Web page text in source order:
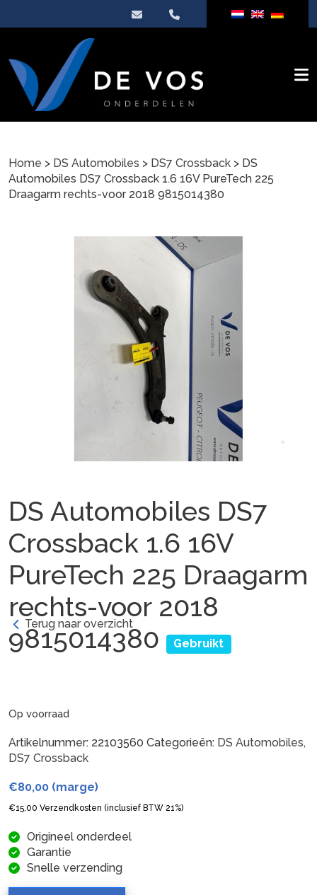
Home > DS Automobiles > DS7 Crossback > DS
Automobiles DS7 Crossback 1.6 16V PureTech 225
Draagarm rechts-voor 2018 9815014380
DS Automobiles DS7
Crossback 1.6 16V
PureTech 225 Draagarm
rechts-voor 2018
9815014380
Gebruikt
Terug naar overzicht
Op voorraad
Artikelnummer: 22103560 Categorieën: DS Automobiles,
DS7 Crossback
€80,00 (marge)
€15,00 Verzendkosten (inclusief BTW 21%)
Origineel onderdeel
Garantie
Snelle verzending